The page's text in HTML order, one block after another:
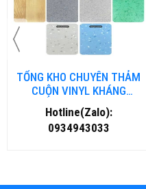
TỔNG KHO CHUYÊN THẢM
CUỘN VINYL KHÁNG
KHUẨN TẠI NHA TRANG
Hotline(Zalo):
0934943033